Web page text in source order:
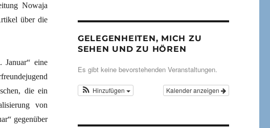
Nowaja
über die
Januar“ eine
die ein
von
gegenüber
GELEGENHEITEN, MICH ZU
SEHEN UND ZU HÖREN
Es gibt keine bevorstehenden Veranstaltungen.
Kalender anzeigen
Hinzufügen